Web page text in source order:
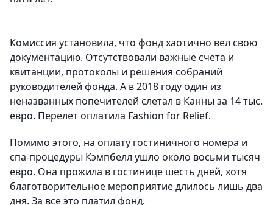
Комиссия установила, что фонд хаотично вел свою
документацию. Отсутствовали важные счета и
квитанции, протоколы и решения собраний
руководителей фонда. А в 2018 году один из
неназванных попечителей слетал в Канны за 14 тыс.
евро. Перелет оплатила Fashion for Relief.
Помимо этого, на оплату гостиничного номера и
спа-процедуры Кэмпбелл ушло около восьми тысяч
евро. Она прожила в гостинице шесть дней, хотя
благотворительное мероприятие длилось лишь два
дня. За все это платил фонд.